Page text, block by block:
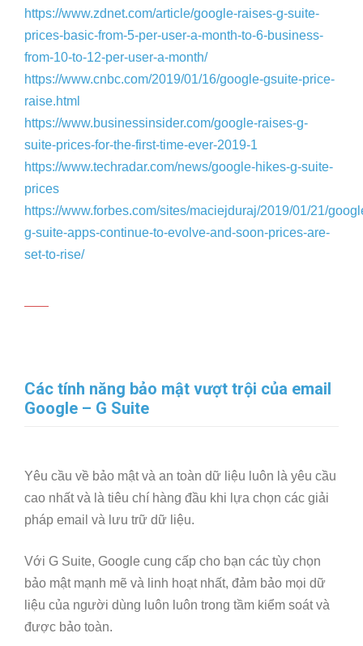
https://www.zdnet.com/article/google-raises-g-suite-
prices-basic-from-5-per-user-a-month-to-6-business-
from-10-to-12-per-user-a-month/
https://www.cnbc.com/2019/01/16/google-gsuite-price-
raise.html
https://www.businessinsider.com/google-raises-g-
suite-prices-for-the-first-time-ever-2019-1
https://www.techradar.com/news/google-hikes-g-suite-
prices
https://www.forbes.com/sites/maciejduraj/2019/01/21/
g-suite-apps-continue-to-evolve-and-soon-prices-are-
set-to-rise/
Các tính năng bảo mật vượt trội của email
Google – G Suite
Yêu cầu về bảo mật và an toàn dữ liệu luôn là yêu cầu
cao nhất và là tiêu chí hàng đầu khi lựa chọn các giải
pháp email và lưu trữ dữ liệu.
Với G Suite, Google cung cấp cho bạn các tùy chọn
bảo mật mạnh mẽ và linh hoạt nhất, đảm bảo mọi dữ
liệu của người dùng luôn luôn trong tầm kiểm soát và
được bảo toàn.